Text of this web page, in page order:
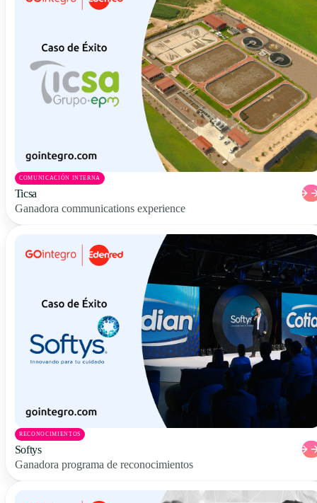
COMUNICACIÓN INTERNA
Ticsa
Ganadora communications experience
RECONOCIMIENTOS
Softys
Ganadora programa de reconocimientos